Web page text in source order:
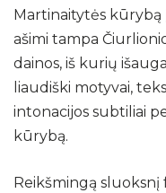
Naujienos
Galerija
2021 m.
2022 m.
Martinaitytės kūrybą
ašimi tampa
dainos, iš kurių
liaudiški motyvai,
intonacijos subtiliai
kūrybą.
Reikšmingą